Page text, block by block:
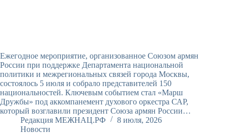
Ежегодное мероприятие, организованное Союзом армян
России при поддержке Департамента национальной
политики и межрегиональных связей города Москвы,
состоялось 5 июля и собрало представителей 150
национальностей. Ключевым событием стал «Марш
Дружбы» под аккомпанемент духового оркестра САР,
который возглавили президент Союза армян России…
Редакция МЕЖНАЦ.РФ
8 июля, 2026
Новости